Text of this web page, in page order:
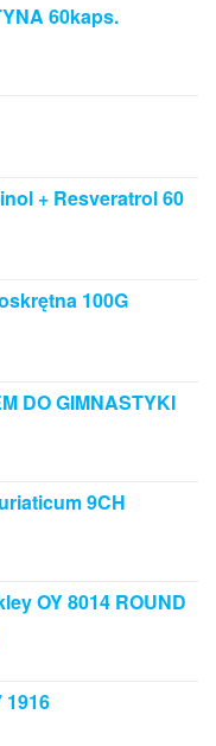
60kaps.
+ Resveratrol 60
100G
DO GIMNASTYKI
9CH
OY 8014 ROUND
1916